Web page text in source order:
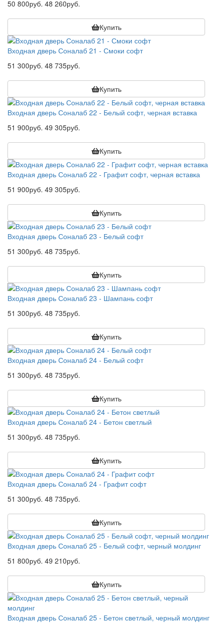
50 800руб. 48 260руб.
Купить
Входная дверь Соналаб 21 - Смоки софт
51 300руб. 48 735руб.
Купить
Входная дверь Соналаб 22 - Белый софт, черная вставка
51 900руб. 49 305руб.
Купить
Входная дверь Соналаб 22 - Графит софт, черная вставка
51 900руб. 49 305руб.
Купить
Входная дверь Соналаб 23 - Белый софт
51 300руб. 48 735руб.
Купить
Входная дверь Соналаб 23 - Шампань софт
51 300руб. 48 735руб.
Купить
Входная дверь Соналаб 24 - Белый софт
51 300руб. 48 735руб.
Купить
Входная дверь Соналаб 24 - Бетон светлый
51 300руб. 48 735руб.
Купить
Входная дверь Соналаб 24 - Графит софт
51 300руб. 48 735руб.
Купить
Входная дверь Соналаб 25 - Белый софт, черный молдинг
51 800руб. 49 210руб.
Купить
Входная дверь Соналаб 25 - Бетон светлый, черный молдинг